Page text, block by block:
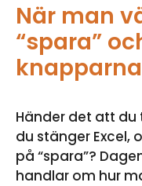
När man
“spara”
knapparna
Händer det att du
du stänger Excel,
på “spara”?
handlar om hur